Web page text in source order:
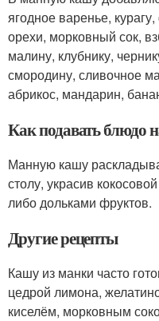
ягодное варенье,
орехи, морковный сок,
малину, клубнику,
смородину, сливочное
абрикос, мандарин,
Как подавать блюдо
Манную кашу
столу, украсив
либо дольками фруктов.
Другие рецепты
Кашу из манки часто
цедрой лимона,
киселём, морковным